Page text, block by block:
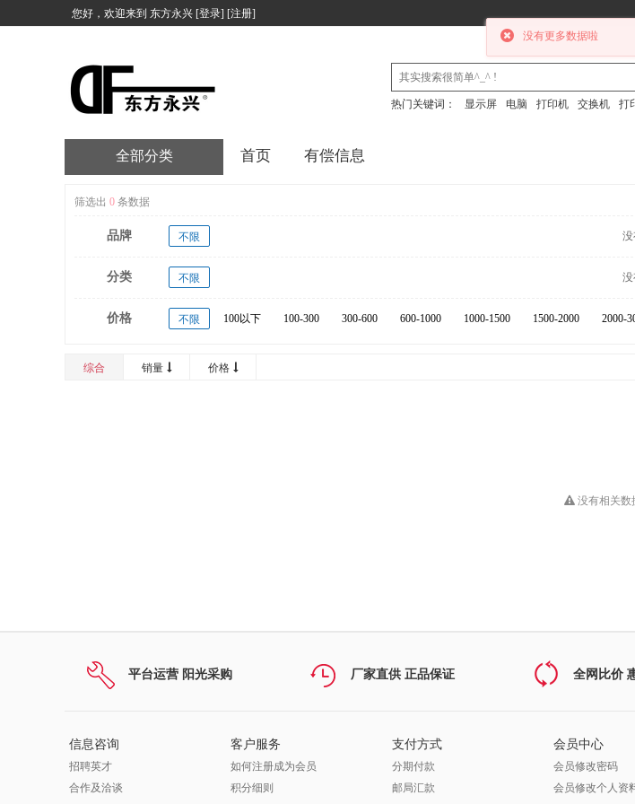
您好，欢迎来到 东方永兴 [登录] [注册]
热门关键词： 显示屏 电脑 打印机 交换机 打
首页 有偿信息
全部分类
筛选出 0 条数据
品牌 不限
分类 不限
价格 不限 100以下 100-300 300-600 600-1000 1000-1500 1500-2000 2000-
综合 销量 价格
没有相关数
平台运营 阳光采购 厂家直供 正品保证 全网比价
信息咨询
招聘英才
合作及洽谈
客户服务
如何注册成为会员
积分细则
支付方式
分期付款
邮局汇款
会员中心
会员修改密码
会员修改个人资
没有更多数据啦